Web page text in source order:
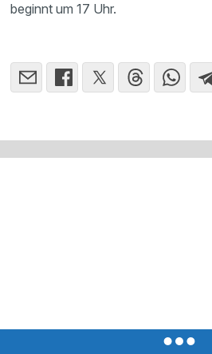
beginnt um 17 Uhr.